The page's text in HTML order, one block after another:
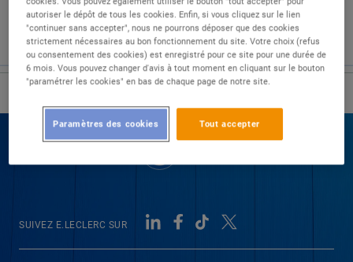
SUIVEZ E.LECLERC SUR
autoriser le dépôt de tous les cookies. Enfin, si vous cliquez sur le lien
"continuer sans accepter", nous ne pourrons déposer que des cookies
strictement nécessaires au bon fonctionnement du site. Votre choix (refus
ou consentement des cookies) est enregistré pour ce site pour une durée de
6 mois. Vous pouvez changer d'avis à tout moment en cliquant sur le bouton
"paramétrer les cookies" en bas de chaque page de notre site.
Tout accepter
Paramètres des cookies